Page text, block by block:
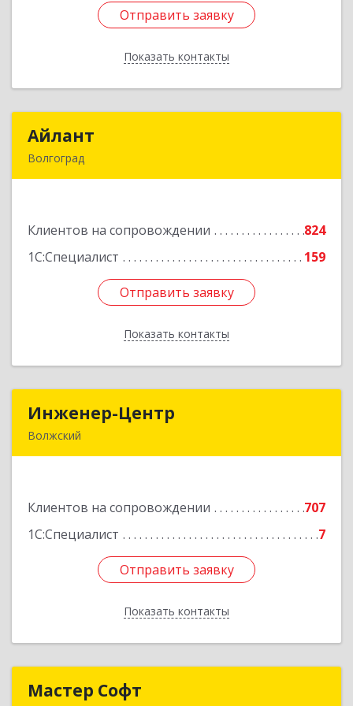
Отправить заявку
Показать контакты
Отправить заявку
Назад
Айлант
Волгоград
Клиентов на сопровождении
824
1С:Специалист
159
Отправить заявку
Показать контакты
Подробнее
Отправить заявку
Назад
Инженер-Центр
Волжский
Клиентов на сопровождении
707
1С:Специалист
7
Отправить заявку
Показать контакты
Подробнее
Отправить заявку
Назад
Мастер Софт